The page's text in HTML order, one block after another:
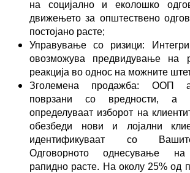
на социјално и еколошко
движењето за општествено
постојано расте;
Управување со ризици:
овозможува предвидување на
реакција во однос на можните
Зголемена продажба: ООП
поврзани со вредности, а
определуваат изборот на
обезбеди нови и лојални
идентификуваат со
Одговорното однесување на
рапидно расте. На околу 25% од